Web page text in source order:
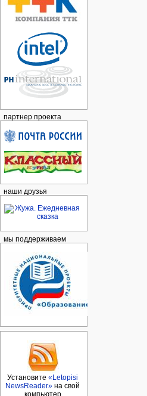
партнер проекта
наши друзья
мы поддерживаем
Установите«Letopisi
NewsReader» на свой
компьютер